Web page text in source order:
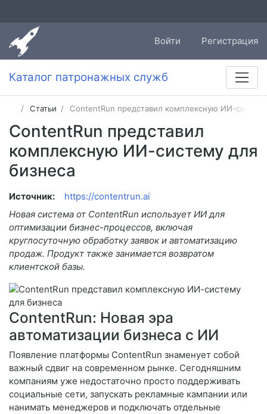
Войти Регистрация
Каталог патронажных служб
Статьи ContentRun представил комплексную ИИ-
ContentRun представил
комплексную ИИ-систему для
бизнеса
Источник:
https://contentrun.ai
Новая система от ContentRun использует ИИ для
оптимизации бизнес-процессов, включая
круглосуточную обработку заявок и автоматизацию
продаж. Продукт также занимается возвратом
клиентской базы.
ContentRun: Новая эра
автоматизации бизнеса с ИИ
Появление платформы ContentRun знаменует собой
важный сдвиг на современном рынке. Сегодняшним
компаниям уже недостаточно просто поддерживать
социальные сети, запускать рекламные кампании или
нанимать менеджеров и подключать отдельные